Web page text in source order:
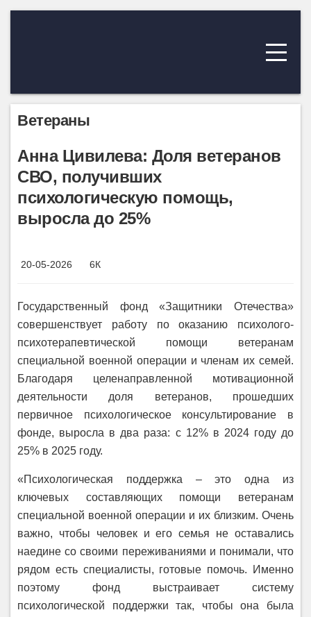
Ветераны
Анна Цивилева: Доля ветеранов
СВО, получивших
психологическую помощь,
выросла до 25%
20-05-2026 6К
Государственный фонд «Защитники Отечества»
совершенствует работу по оказанию психолого-
психотерапевтической помощи ветеранам
специальной военной операции и членам их семей.
Благодаря целенаправленной мотивационной
деятельности доля ветеранов, прошедших
первичное психологическое консультирование в
фонде, выросла в два раза: с 12% в 2024 году до
25% в 2025 году.
«Психологическая поддержка – это одна из
ключевых составляющих помощи ветеранам
специальной военной операции и их близким. Очень
важно, чтобы человек и его семья не оставались
наедине со своими переживаниями и понимали, что
рядом есть специалисты, готовые помочь. Именно
поэтому фонд выстраивает систему
психологической поддержки так, чтобы она была